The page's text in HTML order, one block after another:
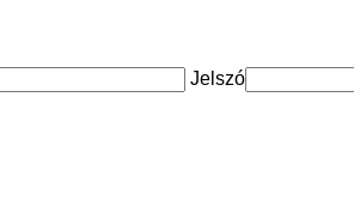
Jelszó